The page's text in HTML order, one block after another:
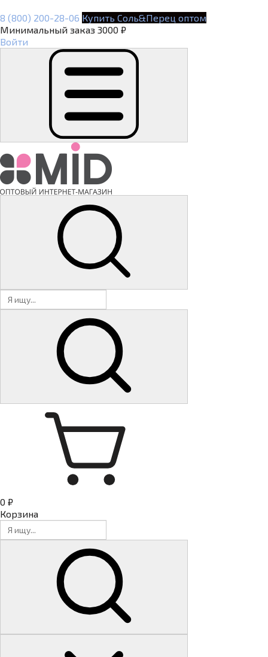
8 (800) 200-28-06 Купить Соль&Перец оптом
Минимальный заказ 3000 ₽
Войти
0 ₽
Корзина